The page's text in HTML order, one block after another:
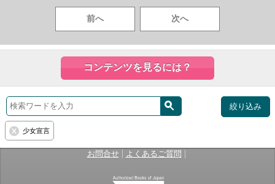
前へ 次へ
コンテンツを見るには？
絞り込み
少女宣言
お問合せ| よくあるご質問 |